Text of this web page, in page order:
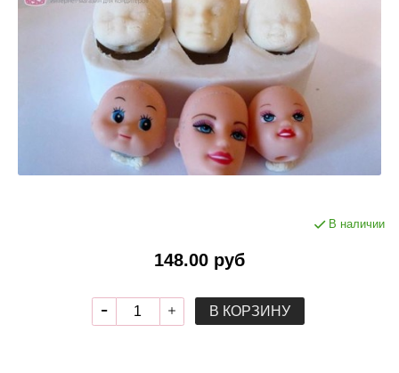
В наличии
148.00 руб
В КОРЗИНУ